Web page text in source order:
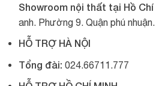
Showroom nội thất tại Hồ Chí
anh. Phường 9. Quận phú
HỖ TRỢ HÀ NỘI
Tổng đài: 024.66711.777